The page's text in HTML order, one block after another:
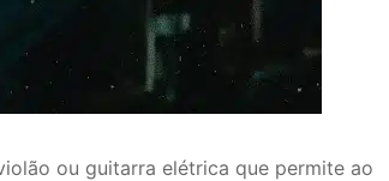
ou guitarra elétrica que permite ao